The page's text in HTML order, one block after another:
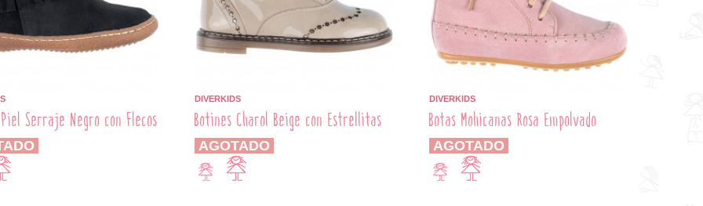
Serraje Negro con Flecos
DIVERKIDS
Botines Charol Beige con Estrellitas
AGOTADO
DIVERKIDS
Botas Mohicanas Rosa Empolvado
AGOTADO